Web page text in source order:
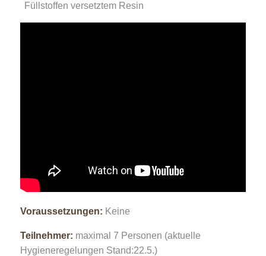
Füllstoffen versetztem Resin
Voraussetzungen: Keine
Teilnehmer: maximal 7 Personen (aktuelle
Hygieneregelungen Stand:22.5.)